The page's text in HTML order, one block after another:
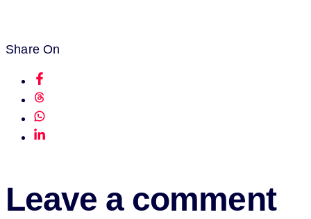
Share On
Leave a comment